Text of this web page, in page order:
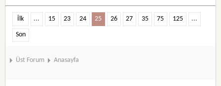
İlk ... 15 23 24 25 26 27 35 75 125 ...
Son
Üst Forum Anasayfa